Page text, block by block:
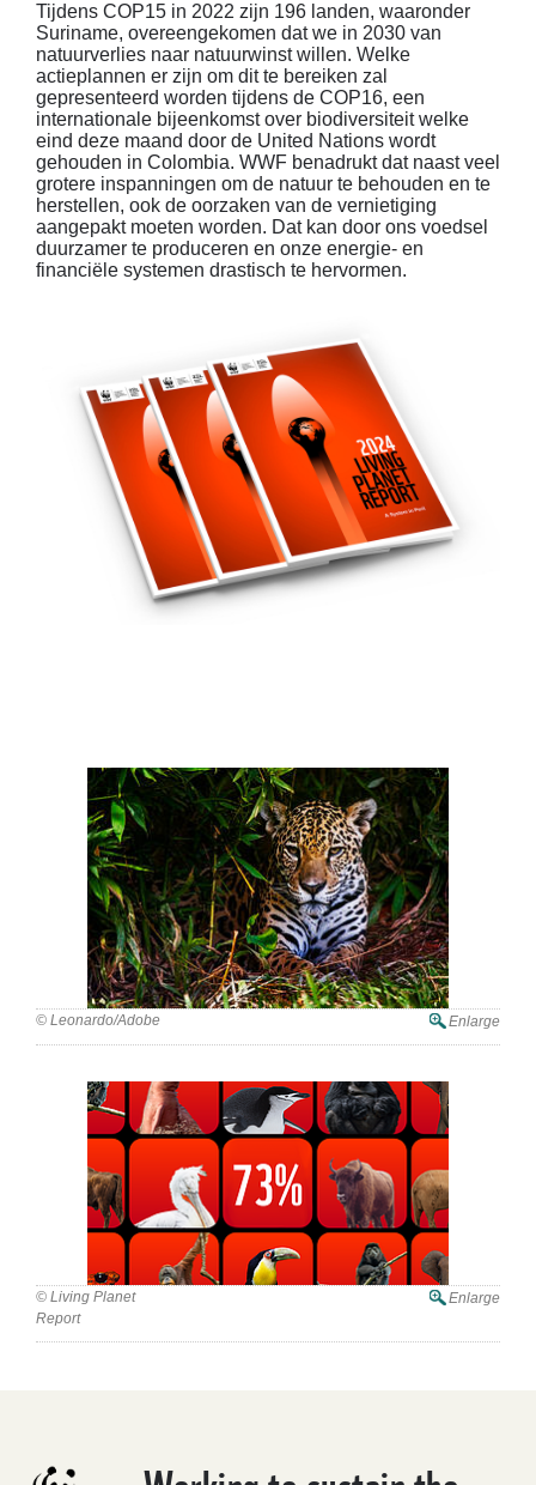
Tijdens COP15 in 2022 zijn 196 landen, waaronder
Suriname, overeengekomen dat we in 2030 van
natuurverlies naar natuurwinst willen. Welke
actieplannen er zijn om dit te bereiken zal
gepresenteerd worden tijdens de COP16, een
internationale bijeenkomst over biodiversiteit welke
eind deze maand door de United Nations wordt
gehouden in Colombia. WWF benadrukt dat naast veel
grotere inspanningen om de natuur te behouden en te
herstellen, ook de oorzaken van de vernietiging
aangepakt moeten worden. Dat kan door ons voedsel
duurzamer te produceren en onze energie- en
financiële systemen drastisch te hervormen.
© Leonardo/Adobe Enlarge
© Living Planet
Report
Enlarge